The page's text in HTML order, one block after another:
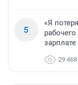
5
«Я
29 468